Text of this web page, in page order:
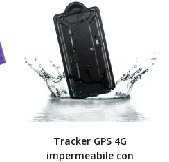
Tracker GPS 4G
impermeabile con